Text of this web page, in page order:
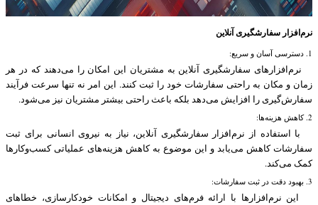
نرم‌افزار سفارشگیری آنلاین
1. دسترسی آسان و سریع:
نرم‌افزارهای سفارشگیری آنلاین به مشتریان این امکان را می‌دهند که در هر
زمان و مکان به راحتی سفارشات خود را ثبت کنند. این امر نه تنها سرعت فرآیند
سفارش‌گیری را افزایش می‌دهد بلکه باعث راحتی بیشتر مشتریان نیز می‌شود.
2. کاهش هزینه‌ها:
با استفاده از نرم‌افزار سفارشگیری آنلاین، نیاز به نیروی انسانی برای ثبت
سفارشات کاهش می‌یابد و این موضوع به کاهش هزینه‌های عملیاتی کسب‌وکارها
کمک می‌کند.
3. بهبود دقت در ثبت سفارشات:
این نرم‌افزارها با ارائه فرم‌های دیجیتال و امکانات خودکارسازی، خطاهای